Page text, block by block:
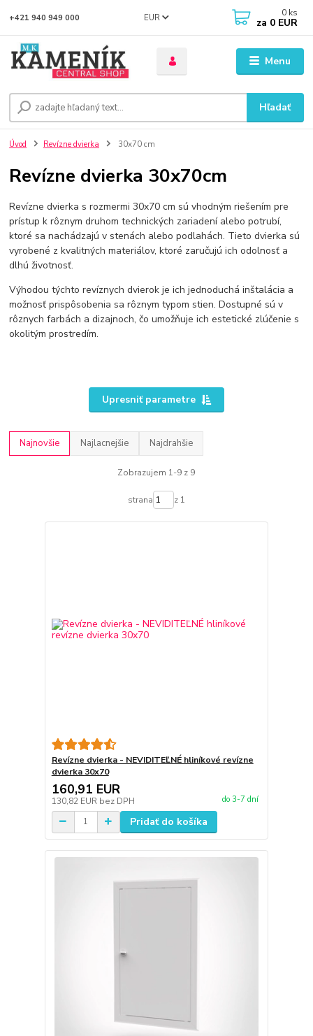
Menu
EUR
Hľadať
+421 940 949 000 0 ks
za 0 EUR
Úvod Revízne dvierka 30x70 cm
Revízne dvierka 30x70cm
Revízne dvierka s rozmermi 30x70 cm sú vhodným riešením pre
prístup k rôznym druhom technických zariadení alebo potrubí,
ktoré sa nachádzajú v stenách alebo podlahách. Tieto dvierka sú
vyrobené z kvalitných materiálov, ktoré zaručujú ich odolnosť a
dlhú životnosť.
Výhodou týchto revíznych dvierok je ich jednoduchá inštalácia a
možnosť prispôsobenia sa rôznym typom stien. Dostupné sú v
rôznych farbách a dizajnoch, čo umožňuje ich estetické zlúčenie s
okolitým prostredím.
Upresniť parametre
Najnovšie Najlacnejšie Najdrahšie
Zobrazujem 1-9 z 9
strana z 1
Revízne dvierka - NEVIDITEĽNÉ hliníkové revízne
dvierka 30x70
160,91 EUR
130,82 EUR bez DPH do 3-7 dní
Pridať do košíka